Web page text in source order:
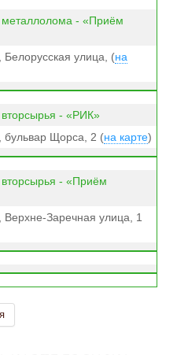
металлолома - «Приём
Белорусская улица, (на
- «РИК»
бульвар Щорса, 2 (на карте)
- «Приём
Верхне-Заречная улица, 1